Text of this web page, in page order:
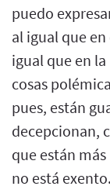
puedo
al igual que
igual que en
cosas
pues, están
decepcionan,
que están
no está exento.